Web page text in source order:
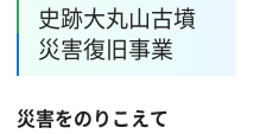
史跡大丸山古墳
災害復旧事業
災害をのりこえて